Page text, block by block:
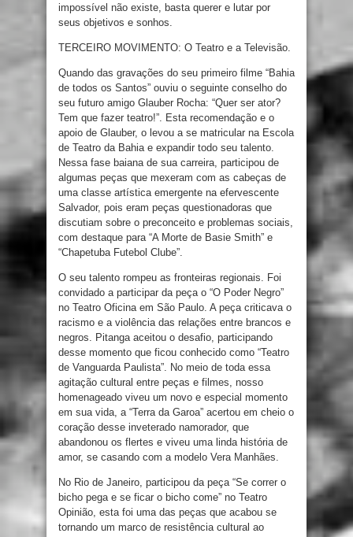
impossível não existe, basta querer e lutar por
seus objetivos e sonhos.
TERCEIRO MOVIMENTO: O Teatro e a Televisão.
Quando das gravações do seu primeiro filme “Bahia
de todos os Santos” ouviu o seguinte conselho do
seu futuro amigo Glauber Rocha: “Quer ser ator?
Tem que fazer teatro!”. Esta recomendação e o
apoio de Glauber, o levou a se matricular na Escola
de Teatro da Bahia e expandir todo seu talento.
Nessa fase baiana de sua carreira, participou de
algumas peças que mexeram com as cabeças de
uma classe artística emergente na efervescente
Salvador, pois eram peças questionadoras que
discutiam sobre o preconceito e problemas sociais,
com destaque para “A Morte de Basie Smith” e
“Chapetuba Futebol Clube”.
O seu talento rompeu as fronteiras regionais. Foi
convidado a participar da peça o “O Poder Negro”
no Teatro Oficina em São Paulo. A peça criticava o
racismo e a violência das relações entre brancos e
negros. Pitanga aceitou o desafio, participando
desse momento que ficou conhecido como “Teatro
de Vanguarda Paulista”. No meio de toda essa
agitação cultural entre peças e filmes, nosso
homenageado viveu um novo e especial momento
em sua vida, a “Terra da Garoa” acertou em cheio o
coração desse inveterado namorador, que
abandonou os flertes e viveu uma linda história de
amor, se casando com a modelo Vera Manhães.
No Rio de Janeiro, participou da peça “Se correr o
bicho pega e se ficar o bicho come” no Teatro
Opinião, esta foi uma das peças que acabou se
tornando um marco de resistência cultural ao